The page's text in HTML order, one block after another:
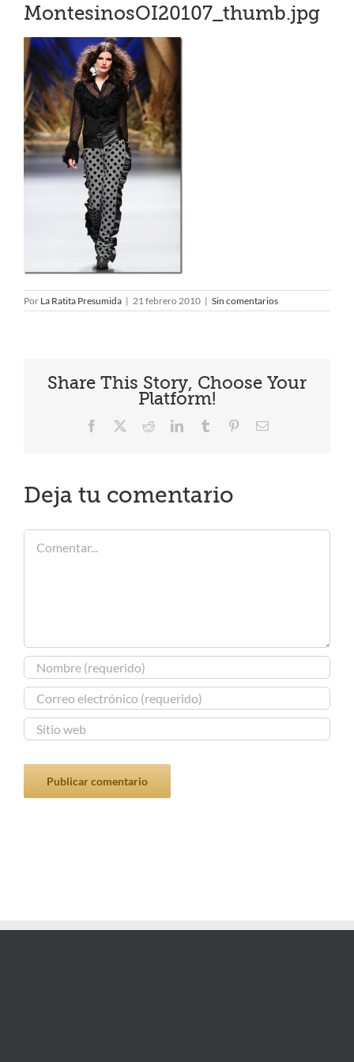
MontesinosOI20107_thumb.jpg
Por La Ratita Presumida | 21 febrero 2010 | Sin comentarios
Share This Story, Choose Your
Platform!
Facebook RedditLinkedInTumblr PinterestCorreo
Deja tu comentario
Comentar